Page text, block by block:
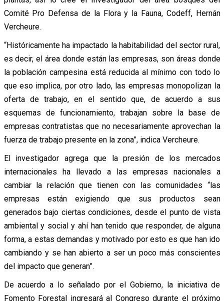
Comité Pro Defensa de la Flora y la Fauna, Codeff, Hernán
Vercheure.
“Históricamente ha impactado la habitabilidad del sector rural,
es decir, el área donde están las empresas, son áreas donde
la población campesina está reducida al mínimo con todo lo
que eso implica, por otro lado, las empresas monopolizan la
oferta de trabajo, en el sentido que, de acuerdo a sus
esquemas de funcionamiento, trabajan sobre la base de
empresas contratistas que no necesariamente aprovechan la
fuerza de trabajo presente en la zona”, indica Vercheure.
El investigador agrega que la presión de los mercados
internacionales ha llevado a las empresas nacionales a
cambiar la relación que tienen con las comunidades “las
empresas están exigiendo que sus productos sean
generados bajo ciertas condiciones, desde el punto de vista
ambiental y social y ahí han tenido que responder, de alguna
forma, a estas demandas y motivado por esto es que han ido
cambiando y se han abierto a ser un poco más conscientes
del impacto que generan”.
De acuerdo a lo señalado por el Gobierno, la iniciativa de
Fomento Forestal ingresará al Congreso durante el próximo